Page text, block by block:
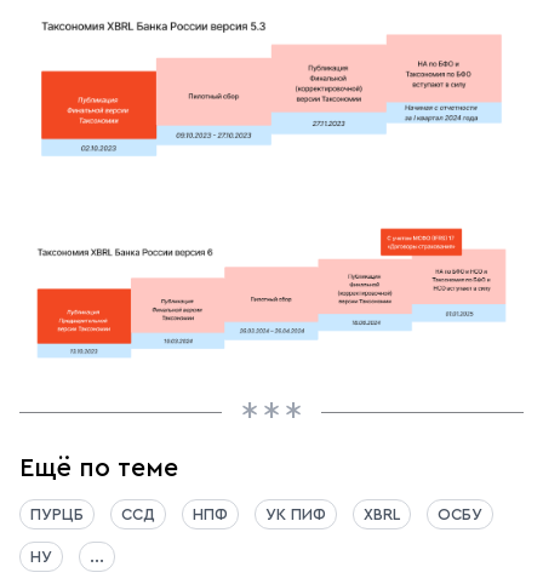
Ещё по теме
ПУРЦБ ССД НПФ УК ПИФ XBRL ОСБУ
НУ ...